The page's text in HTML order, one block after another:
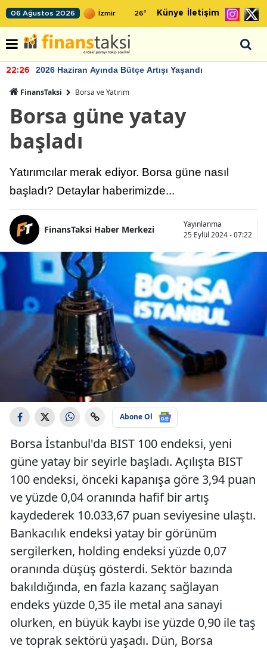
06 Ağustos 2026 26° Künye İletişim
22:26 2026 Haziran Ayında Bütçe Artışı Yaşandı
FinansTaksi Borsa ve Yatırım
Borsa güne yatay
başladı
Yatırımcılar merak ediyor. Borsa güne nasıl
başladı? Detaylar haberimizde...
FinansTaksi Haber Merkezi
Yayınlanma
25 Eylül 2024 - 07:22
Abone Ol
Borsa İstanbul'da BIST 100 endeksi, yeni
güne yatay bir seyirle başladı. Açılışta BIST
100 endeksi, önceki kapanışa göre 3,94 puan
ve yüzde 0,04 oranında hafif bir artış
kaydederek 10.033,67 puan seviyesine ulaştı.
Bankacılık endeksi yatay bir görünüm
sergilerken, holding endeksi yüzde 0,07
oranında düşüş gösterdi. Sektör bazında
bakıldığında, en fazla kazanç sağlayan
endeks yüzde 0,35 ile metal ana sanayi
olurken, en büyük kaybı ise yüzde 0,90 ile taş
ve toprak sektörü yaşadı. Dün, Borsa